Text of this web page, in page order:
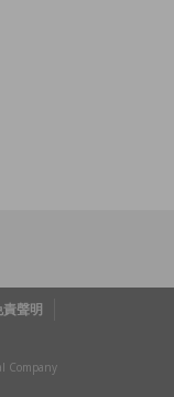
責聲明
Company